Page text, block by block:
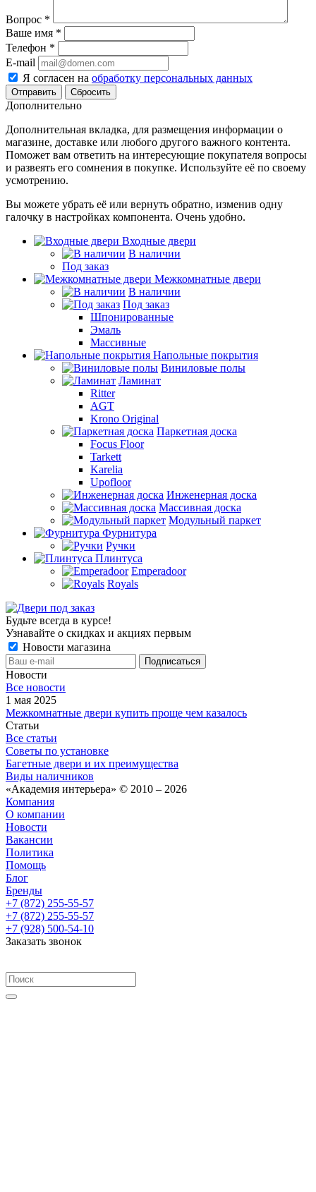
Вопрос *
Ваше имя *
Телефон *
E-mail
Я согласен на обработку персональных данных
Сбросить
Дополнительно
Дополнительная вкладка, для размещения информации о
магазине, доставке или любого другого важного контента.
Поможет вам ответить на интересующие покупателя вопросы
и развеять его сомнения в покупке. Используйте её по своему
усмотрению.
Вы можете убрать её или вернуть обратно, изменив одну
галочку в настройках компонента. Очень удобно.
Входные двери
В наличии
Под заказ
Межкомнатные двери
В наличии
Под заказ
Шпонированные
Эмаль
Массивные
Напольные покрытия
Виниловые полы
Ламинат
Ritter
AGT
Krono Original
Паркетная доска
Focus Floor
Tarkett
Karelia
Upofloor
Инженерная доска
Массивная доска
Модульный паркет
Фурнитура
Ручки
Плинтуса
Emperadoor
Royals
Будьте всегда в курсе!
Узнавайте о скидках и акциях первым
Новости магазина
Новости
Все новости
1 мая 2025
Межкомнатные двери купить проще чем казалось
Статьи
Все статьи
Советы по установке
Багетные двери и их преимущества
Виды наличников
«Академия интерьера» © 2010 – 2026
Компания
О компании
Новости
Вакансии
Политика
Помощь
Блог
Бренды
+7 (872) 255-55-57
+7 (872) 255-55-57
+7 (928) 500-54-10
Заказать звонок